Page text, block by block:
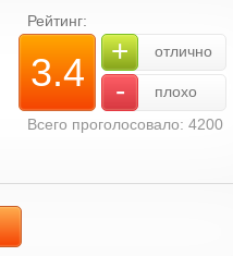
Рейтинг:
3.4 + отлично
-
плохо
Всего проголосовало: 4200